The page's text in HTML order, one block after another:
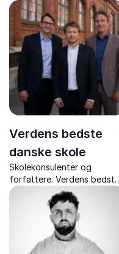
komikere – med foredrag,
der kombinerer humor og
hverdagens vigtige
budskaber om service og
arbejdsglæde
Verdens bedste
danske skole
Skolekonsulenter og
forfattere. Verdens bedste
danske skole leverer
praksisnære, involverende
foredrag med humor og
debat – direkte fra
skolernes virkelighed.